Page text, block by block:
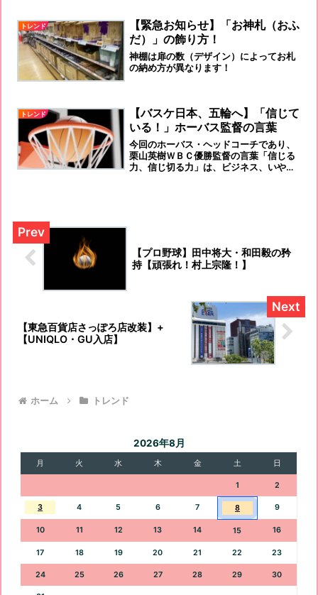
トレンド
【緊急お知らせ】「お神札（おふ
だ）」の飾り方！
神棚は扉の数（デザイン）によってお札
の納め方が異なります！
トレンド
【バスケ日本、五輪へ】「信じて
いる！」ホーバス監督の言葉
今回のホーバス・ヘッドコーチであり、
栗山英樹ＷＢＣ優勝監督の言葉「信じる
力、信じ切る力」は、ビジネス、いや、
【プロ野球】田中将大・和田毅の矜
持【頑張れ！村上宗隆！】
【東急百貨店さっぽろ店改装】+
【UNIQLO・GU入店】
ホーム トレンド
2026年8月
月 火 水 木 金 土 日
1 2
3 4 5 6 7 8 9
10 11 12 13 14 15 16
17 18 19 20 21 22 23
24 25 26 27 28 29 30